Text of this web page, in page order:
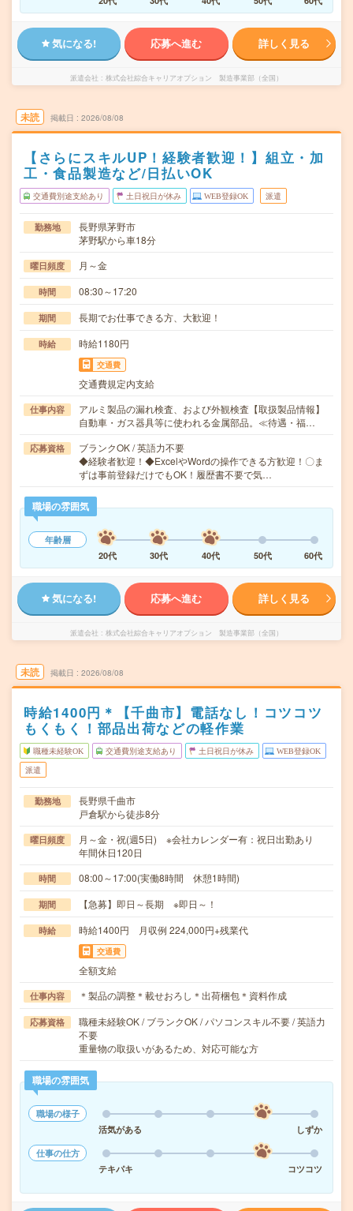
気になる! 応募へ進む 詳しく見る
派遣会社 株式会社綜合キャリアオプション 製造事業部（全国）
未読 掲載日 2026/08/08
【さらにスキルUP！経験者歓迎！】組立・加
工・食品製造など/日払いOK
交通費別途支給あり 土日祝日が休み WEB登録OK 派遣
勤務地
長野県茅野市
茅野駅から車18分
曜日頻度 月～金
時間 08:30～17:20
期間 長期でお仕事できる方、大歓迎！
時給 時給1180円
交通費
交通費規定内支給
仕事内容
アルミ製品の漏れ検査、および外観検査【取扱製品情報】
自動車・ガス器具等に使われる金属部品。≪待遇・福…
応募資格
ブランクOK / 英語力不要
◆経験者歓迎！◆ExcelやWordの操作できる方歓迎！〇ま
ずは事前登録だけでもOK！履歴書不要で気…
職場の雰囲気
年齢層
20代
30代 40代 50代 60代
気になる! 応募へ進む 詳しく見る
派遣会社 株式会社綜合キャリアオプション 製造事業部（全国）
未読 掲載日 2026/08/08
時給1400円＊【千曲市】電話なし！コツコツ
もくもく！部品出荷などの軽作業
職種未経験OK 交通費別途支給あり 土日祝日が休み WEB登録OK
派遣
勤務地
長野県千曲市
戸倉駅から徒歩8分
曜日頻度
月～金・祝(週5日) ※会社カレンダー有：祝日出勤あり
年間休日120日
時間 08:00～17:00(実働8時間 休憩1時間)
期間 【急募】即日～長期 ※即日～！
時給 時給1400円 月収例 224,000円+残業代
交通費
全額支給
仕事内容 ＊製品の調整＊載せおろし＊出荷梱包＊資料作成
応募資格
職種未経験OK / ブランクOK / パソコンスキル不要 / 英語力
不要
重量物の取扱いがあるため、対応可能な方
職場の雰囲気
職場の様子
活気がある
しずか
仕事の仕方
テキパキ
コツコツ